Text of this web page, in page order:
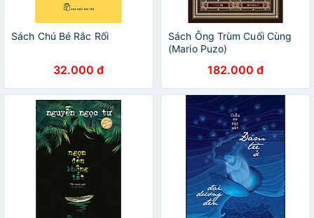
Sách Chú Bé Rắc Rối
32.000 đ
Sách Ông Trùm Cuối Cùng
(Mario Puzo)
182.000 đ